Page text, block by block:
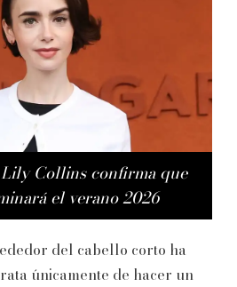
Collins confirma que
el verano 2026
del cabello corto ha
únicamente de hacer un